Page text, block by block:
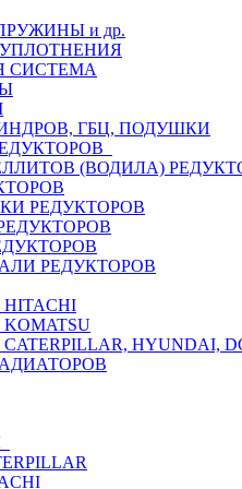
и др.
СИСТЕМА
ГБЦ, ПОДУШКИ
(ВОДИЛА)
РЕДУКТОРОВ
РЕДУКТОРОВ
HYUNDAI,